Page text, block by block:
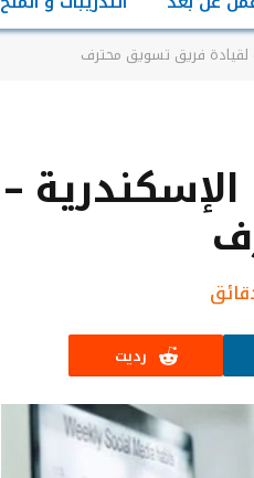
فريق تسويق محترف
–
رديت